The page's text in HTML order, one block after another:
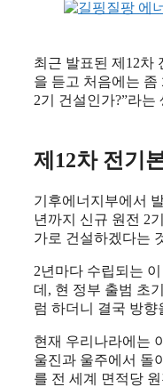
최근 발표된 제12차
을 듣고 처음에는 좀
2기 건설인가?”라
제12차 전기
기후에너지부에서
년까지 신규 원전 2
가로 건설하겠다는
2년마다 수립되는
데, 현 정부 출범 초
럼 하더니 결국 방향
현재 우리나라에는
울진과 울주에서 돌
를 전 세계 면적당